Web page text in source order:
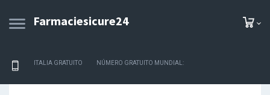
Farmaciesicure24
ITALIA GRATUITO NÚMERO GRATUITO MUNDIAL: